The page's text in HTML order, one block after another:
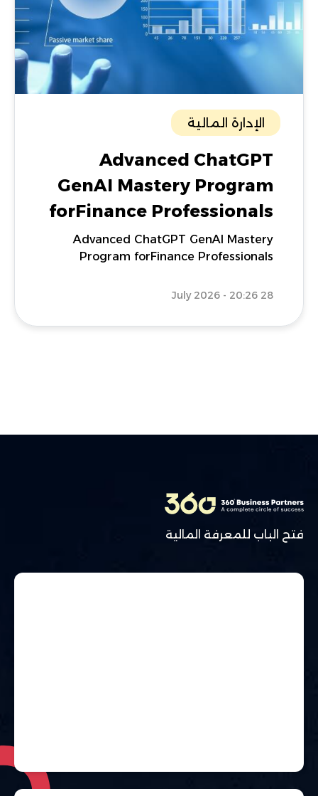
الإدارة المالية
Advanced ChatGPT
GenAI Mastery Program
forFinance Professionals
Advanced ChatGPT GenAI Mastery
Program forFinance Professionals
28 July 2026 - 20:26
فتح الباب للمعرفة المالية